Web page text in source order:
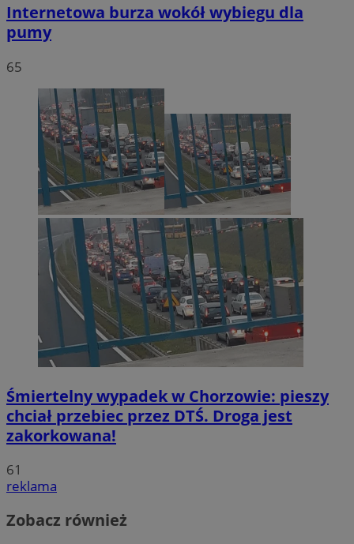
Internetowa burza wokół wybiegu dla
pumy
65
Śmiertelny wypadek w Chorzowie: pieszy
chciał przebiec przez DTŚ. Droga jest
zakorkowana!
61
reklama
Zobacz również